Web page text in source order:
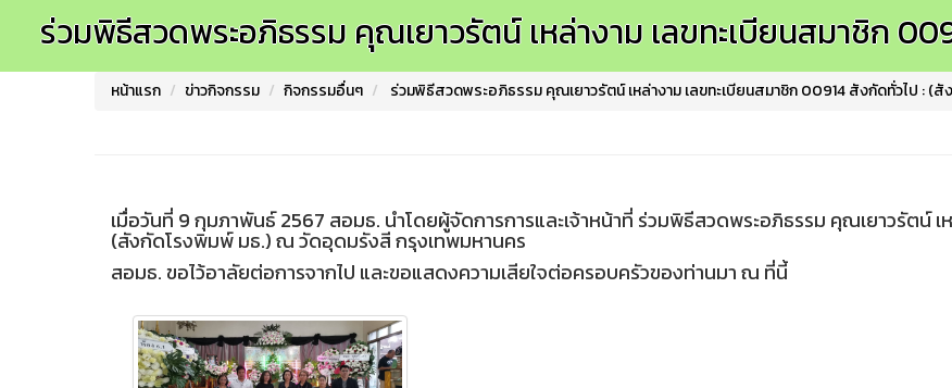
ร่วมพิธีสวดพระอภิธรรม คุณเยาวรัตน์ เหล่างาม เลขทะเบียนสมาชิก
หน้าแรก ข่าวกิจกรรม กิจกรรมอื่นๆ ร่วมพิธีสวดพระอภิธรรม คุณเยาวรัตน์ เหล่างาม เลขทะเบียนสมาชิก 00914 สังกัดทั่วไป : (
เมื่อวันที่ 9 กุมภาพันธ์ 2567 สอมธ. นำโดยผู้จัดการการและเจ้าหน้าที่ ร่วมพิธีสวดพระอภิธรรม คุณเยาวรัตน์ เ
(สังกัดโรงพิมพ์ มธ.) ณ วัดอุดมรังสี กรุงเทพมหานคร
สอมธ. ขอไว้อาลัยต่อการจากไป และขอแสดงความเสียใจต่อครอบครัวของท่านมา ณ ที่นี้